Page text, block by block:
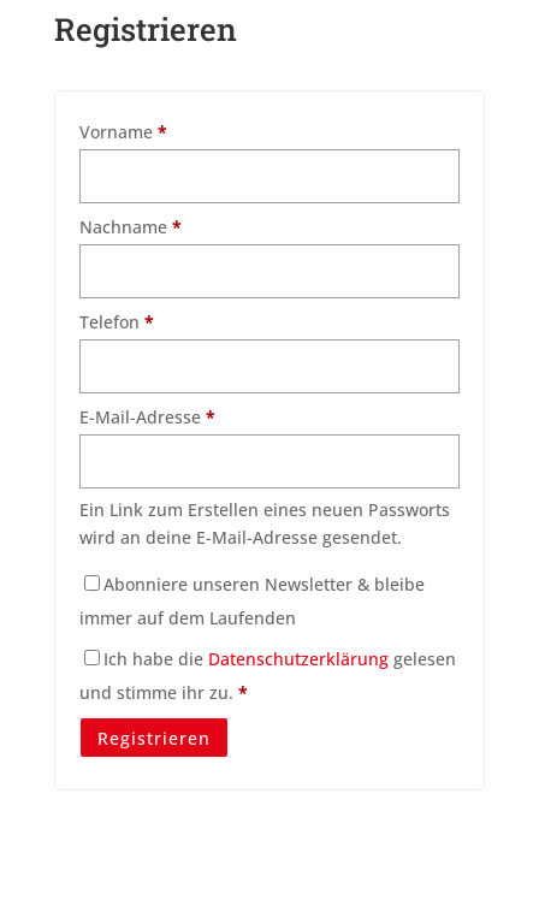
Registrieren
Vorname *
Nachname *
Telefon *
E-Mail-Adresse *Erforderlich
Ein Link zum Erstellen eines neuen Passworts
wird an deine E-Mail-Adresse gesendet.
Abonniere unseren Newsletter & bleibe
immer auf dem Laufenden
Ich habe die Datenschutzerklärunggelesen
und stimme ihr zu. *
Registrieren